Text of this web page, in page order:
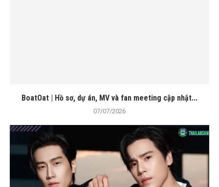
BoatOat | Hồ sơ, dự án, MV và fan meeting cập nhật...
07/07/2026